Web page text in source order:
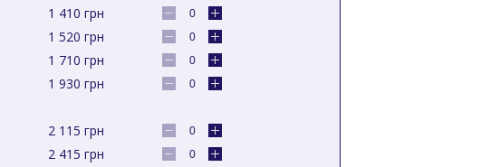
1 410 грн
1 520 грн
1 710 грн
1 930 грн
2 115 грн
2 415 грн